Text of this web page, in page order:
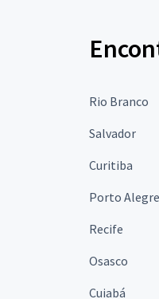
Rio Branco
Salvador
Curitiba
Porto Alegre
Recife
Osasco
Cuiabá